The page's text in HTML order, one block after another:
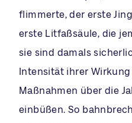
flimmerte, der erste
erste Litfaßsäule, die
sie sind damals
Intensität ihrer
Maßnahmen über die
einbüßen. So